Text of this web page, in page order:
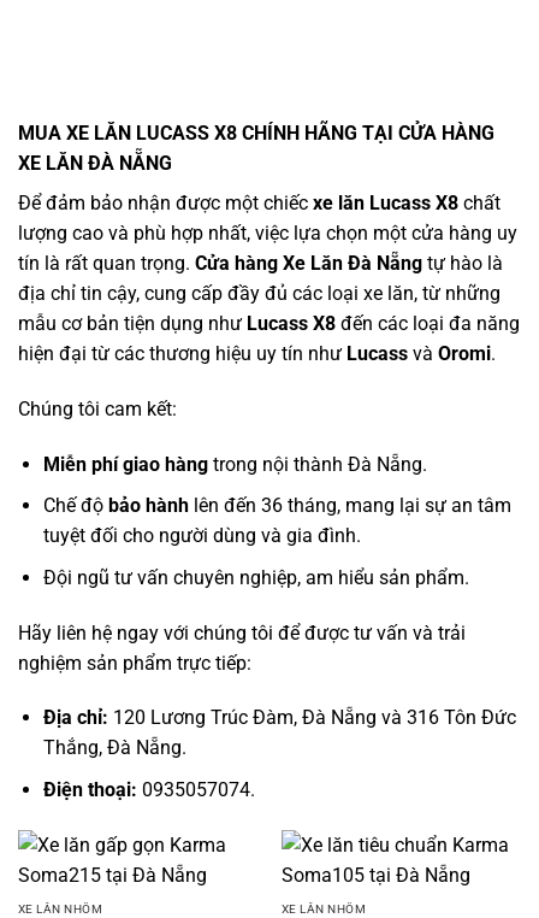
MUA XE LĂN LUCASS X8 CHÍNH HÃNG TẠI CỬA HÀNG
XE LĂN ĐÀ NẴNG
Để đảm bảo nhận được một chiếc xe lăn Lucass X8 chất
lượng cao và phù hợp nhất, việc lựa chọn một cửa hàng uy
tín là rất quan trọng. Cửa hàng Xe Lăn Đà Nẵng tự hào là
địa chỉ tin cậy, cung cấp đầy đủ các loại xe lăn, từ những
mẫu cơ bản tiện dụng như Lucass X8 đến các loại đa năng
hiện đại từ các thương hiệu uy tín như Lucass và Oromi.
Chúng tôi cam kết:
Miễn phí giao hàngtrong nội thành Đà Nẵng.
Chế độ bảo hànhlên đến 36 tháng, mang lại sự an tâm
tuyệt đối cho người dùng và gia đình.
Đội ngũ tư vấn chuyên nghiệp, am hiểu sản phẩm.
Hãy liên hệ ngay với chúng tôi để được tư vấn và trải
nghiệm sản phẩm trực tiếp:
Địa chỉ: 120 Lương Trúc Đàm, Đà Nẵng và 316 Tôn Đức
Thắng, Đà Nẵng.
Điện thoại: 0935057074.
XE LĂN NHÔM XE LĂN NHÔM